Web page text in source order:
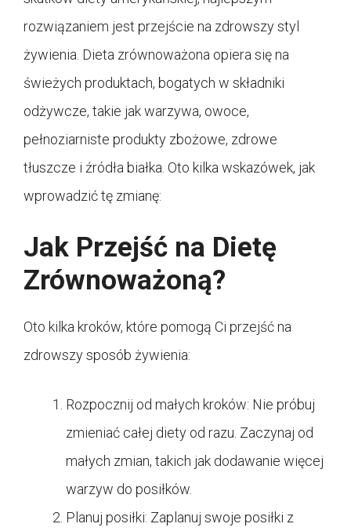
rozwiązaniem jest przejście na zdrowszy styl
żywienia. Dieta zrównoważona opiera się na
świeżych produktach, bogatych w składniki
odżywcze, takie jak warzywa, owoce,
pełnoziarniste produkty zbożowe, zdrowe
tłuszcze i źródła białka. Oto kilka wskazówek, jak
wprowadzić tę zmianę:
Jak Przejść na Dietę
Zrównoważoną?
Oto kilka kroków, które pomogą Ci przejść na
zdrowszy sposób żywienia:
Rozpocznij od małych kroków: Nie próbuj
zmieniać całej diety od razu. Zaczynaj od
małych zmian, takich jak dodawanie więcej
warzyw do posiłków.
Planuj posiłki: Zaplanuj swoje posiłki z